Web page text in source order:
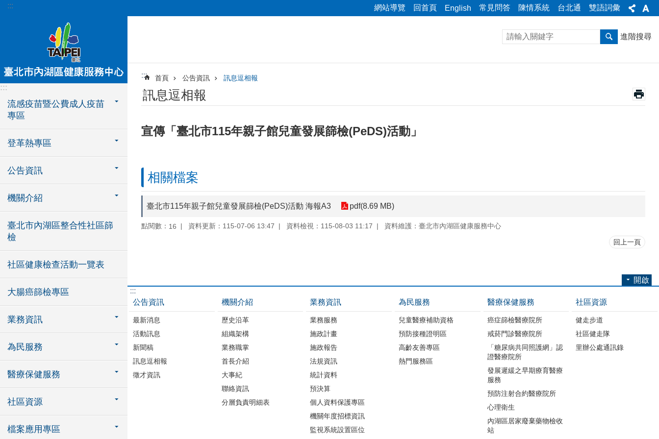
跳到主要內容區塊
::: 網站導覽 回首頁 English 常見問答 陳情系統 台北通 雙語詞彙
:::
流感疫苗暨公費成人疫苗
專區
登革熱專區
公告資訊
機關介紹
臺北市內湖區整合性社區篩
檢
社區健康檢查活動一覽表
大腸癌篩檢專區
業務資訊
為民服務
醫療保健服務
社區資源
檔案應用專區
進階搜尋
::: 首頁 公告資訊 訊息逗相報
訊息逗相報
宣傳「臺北市115年親子館兒童發展篩檢(PeDS)活動」
相關檔案
臺北市115年親子館兒童發展篩檢(PeDS)活動 海報A3 pdf(8.69 MB)
點閱數： 16 資料更新：115-07-06 13:47 資料檢視：115-08-03 11:17 資料維護：臺北市內湖區健康服務中心
回上一頁
開啟
:::
公告資訊
最新消息
活動訊息
新聞稿
訊息逗相報
徵才資訊
機關介紹
歷史沿革
組織架構
業務職掌
首長介紹
大事紀
聯絡資訊
分層負責明細表
業務資訊
業務服務
施政計畫
施政報告
法規資訊
統計資料
預決算
個人資料保護專區
機關年度招標資訊
監視系統設置區位
為民服務
兒童醫療補助資格
預防接種證明區
高齡友善專區
熱門服務區
醫療保健服務
癌症篩檢醫療院所
戒菸門診醫療院所
「糖尿病共同照護網」認
證醫療院所
發展遲緩之早期療育醫療
服務
預防注射合約醫療院所
心理衛生
內湖區居家廢棄藥物檢收
站
社區資源
健走步道
社區健走隊
里辦公處通訊錄